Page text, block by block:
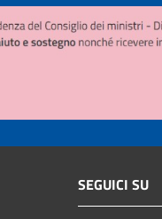
SEGUICI SU